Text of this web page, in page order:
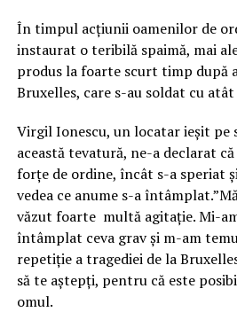
În timpul acțiunii oamenilor de
instaurat o teribilă spaimă, mai
produs la foarte scurt timp după
Bruxelles, care s-au soldat cu
Virgil Ionescu, un locatar ieșit pe
această tevatură, ne-a declarat
forțe de ordine, încât s-a speriat
vedea ce anume s-a
văzut foarte multă agitație. Mi-
întâmplat ceva grav și m-am
repetiție a tragediei de la
să te aștepți, pentru că este
omul.